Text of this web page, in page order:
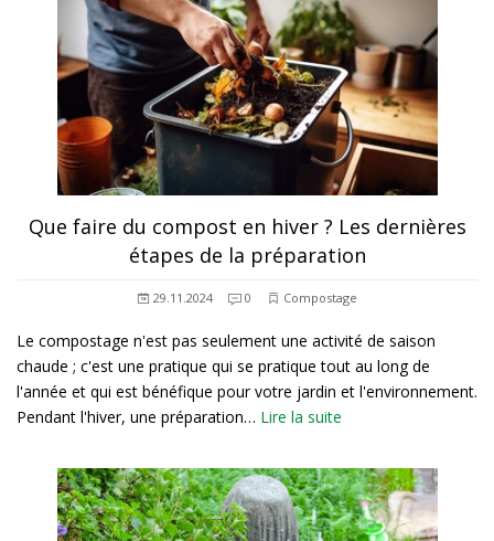
Que faire du compost en hiver ? Les dernières
étapes de la préparation
29.11.2024 0 Compostage
Le compostage n'est pas seulement une activité de saison
chaude ; c'est une pratique qui se pratique tout au long de
l'année et qui est bénéfique pour votre jardin et l'environnement.
Pendant l'hiver, une préparation… Lire la suite